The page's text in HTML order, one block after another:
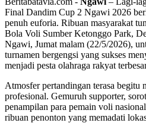
Final Dandim Cup 2 Ngawi 2026
penuh euforia. Ribuan masyarakat
Bola Voli Sumber Ketonggo Park,
Ngawi, Jumat malam (22/5/2026),
turnamen bergengsi yang sukses
menjadi pesta olahraga rakyat
Atmosfer pertandingan terasa begitu
profesional. Gemuruh supporter,
penampilan para pemain voli
ribuan penonton yang memadati